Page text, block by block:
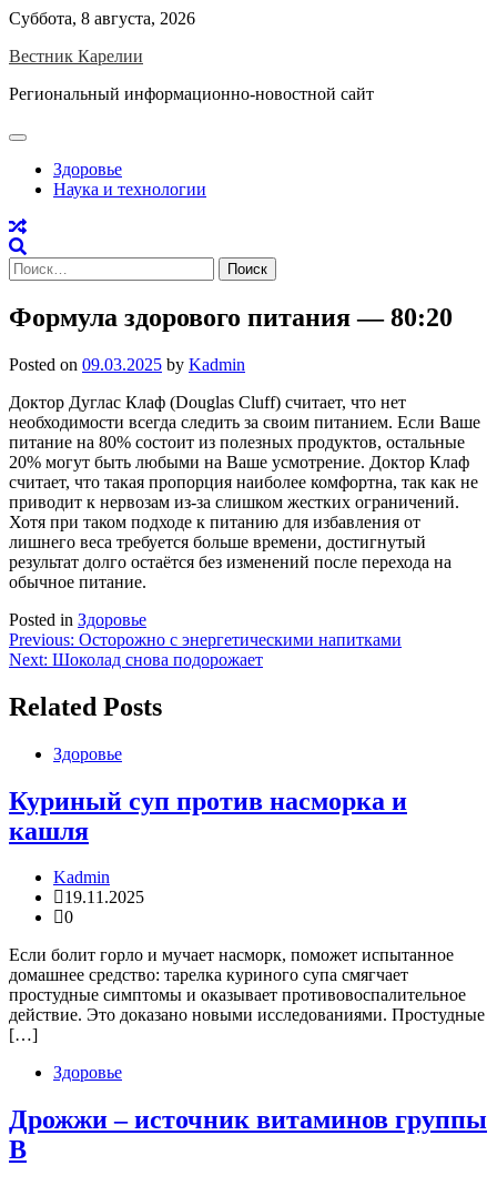
Skip
content
Суббота, 8 августа, 2026
Вестник Карелии
Региональный информационно-новостной сайт
Здоровье
Наука и технологии
Найти:
Формула здорового питания — 80:20
Posted on 09.03.2025 by Kadmin
Доктор Дуглас Клаф (Douglas Cluff) считает, что нет
необходимости всегда следить за своим питанием. Если Ваше
питание на 80% состоит из полезных продуктов, остальные
20% могут быть любыми на Ваше усмотрение. Доктор Клаф
считает, что такая пропорция наиболее комфортна, так как не
приводит к нервозам из-за слишком жестких ограничений.
Хотя при таком подходе к питанию для избавления от
лишнего веса требуется больше времени, достигнутый
результат долго остаётся без изменений после перехода на
обычное питание.
Posted in Здоровье
Навигация
по
записям
Previous: Осторожно с энергетическими напитками
Next: Шоколад снова подорожает
Related Posts
Здоровье
Куриный суп против насморка и
кашля
Kadmin
19.11.2025
0
Если болит горло и мучает насморк, поможет испытанное
домашнее средство: тарелка куриного супа смягчает
простудные симптомы и оказывает противовоспалительное
действие. Это доказано новыми исследованиями. Простудные
[…]
Здоровье
Дрожжи – источник витаминов группы
В